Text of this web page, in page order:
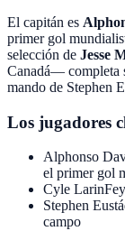
El capitán es
primer gol
selección de Jesse
Canadá— completa
mando de Stephen
Los jugadores
Alphonso
el primer gol
Cyle Larin
Stephen
campo